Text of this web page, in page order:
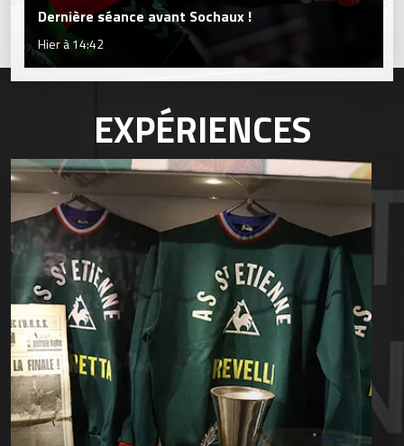
Dernière séance avant Sochaux !
Hier à 14:42
EXPÉRIENCES